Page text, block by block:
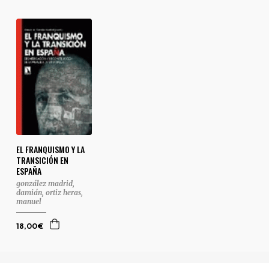
EL FRANQUISMO Y LA
TRANSICIÓN EN
ESPAÑA
gonzález madrid,
damián, ortiz heras,
manuel
18,00€